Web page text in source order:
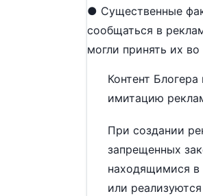
● Существенные
сообщаться в
могли принять их
Контент
имитацию
При создании
запрещенных
находящимися в
или